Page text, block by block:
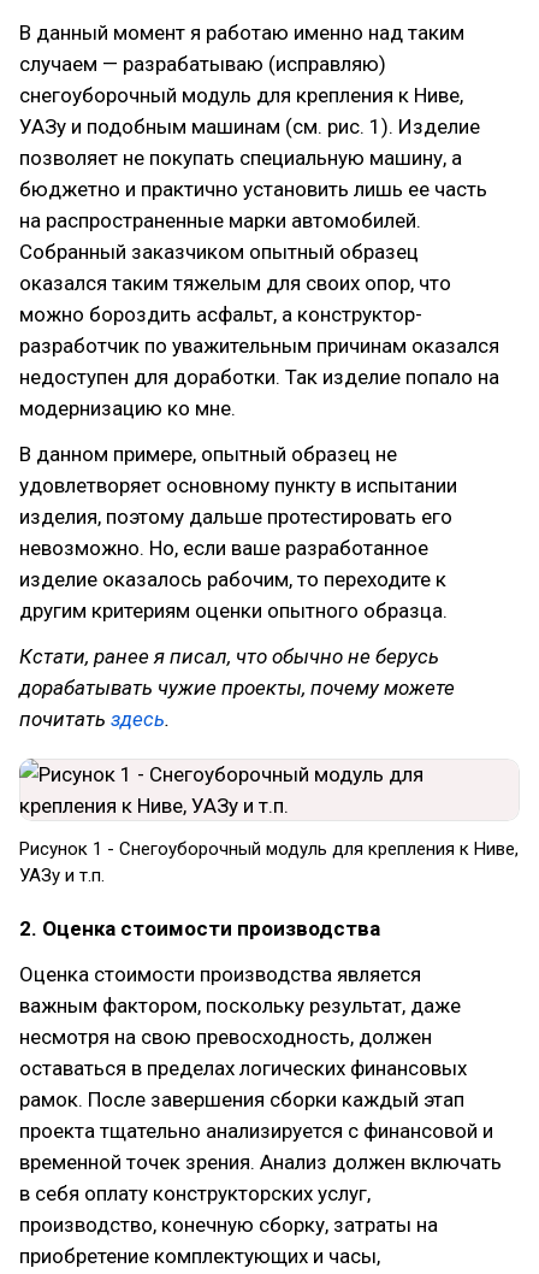
В данный момент я работаю именно над таким
случаем — разрабатываю (исправляю)
снегоуборочный модуль для крепления к Ниве,
УАЗу и подобным машинам (см. рис. 1). Изделие
позволяет не покупать специальную машину, а
бюджетно и практично установить лишь ее часть
на распространенные марки автомобилей.
Собранный заказчиком опытный образец
оказался таким тяжелым для своих опор, что
можно бороздить асфальт, а конструктор-
разработчик по уважительным причинам оказался
недоступен для доработки. Так изделие попало на
модернизацию ко мне.
В данном примере, опытный образец не
удовлетворяет основному пункту в испытании
изделия, поэтому дальше протестировать его
невозможно. Но, если ваше разработанное
изделие оказалось рабочим, то переходите к
другим критериям оценки опытного образца.
Кстати, ранее я писал, что обычно не берусь
дорабатывать чужие проекты, почему можете
почитать здесь.
Рисунок 1 - Снегоуборочный модуль для крепления к Ниве,
УАЗу и т.п.
2. Оценка стоимости производства
Оценка стоимости производства является
важным фактором, поскольку результат, даже
несмотря на свою превосходность, должен
оставаться в пределах логических финансовых
рамок. После завершения сборки каждый этап
проекта тщательно анализируется с финансовой и
временной точек зрения. Анализ должен включать
в себя оплату конструкторских услуг,
производство, конечную сборку, затраты на
приобретение комплектующих и часы,